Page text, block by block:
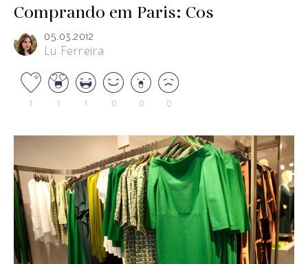
Comprando em Paris: Cos
05.03.2012
Lu Ferreira
1 1 1 0 0 0